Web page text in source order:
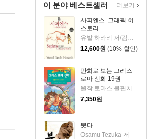
이 분야 베스트셀러
사피엔스: 그래픽 히
스토리
유발 하라리 저/김명주 역/다니엘 카사나브 그림
12,600원 (10% 할인)
만화로 보는 그리스
로마 신화 19권
7,350원
붓다
Osamu Tezuka 저
더보기